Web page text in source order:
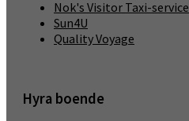
Nok's Visitor Taxi-service
Sun4U
Quality Voyage
Hyra boende